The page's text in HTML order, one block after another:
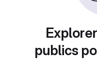
publics